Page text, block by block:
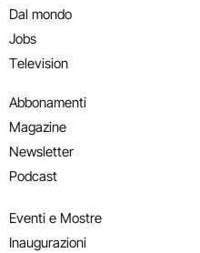
Dal mondo
Jobs
Television
Abbonamenti
Magazine
Newsletter
Podcast
Eventi e Mostre
Inaugurazioni